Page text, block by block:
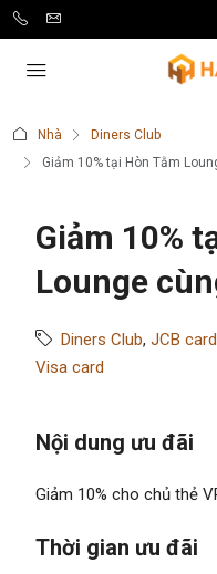
Nhà
Diners Club
Giảm 10% tại Hòn Tằm
Giảm 10%
Lounge
Diners Club, JCB card
Visa card
Nội dung ưu đãi
Giảm 10% cho chủ thẻ
Thời gian ưu đãi